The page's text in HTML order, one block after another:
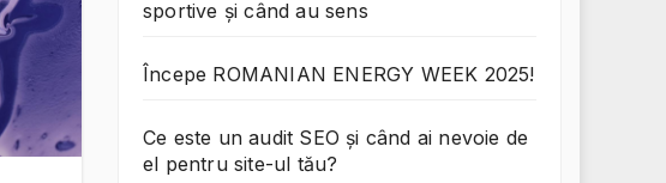
sportive și când au sens
Începe ROMANIAN ENERGY WEEK 2025!
Ce este un audit SEO și când ai nevoie de
el pentru site-ul tău?